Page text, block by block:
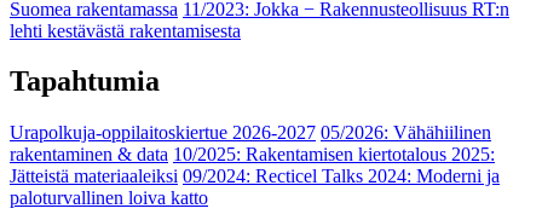
Suomea rakentamassa 11/2023: Jokka − Rakennusteollisuus RT:n
lehti kestävästä rakentamisesta
Tapahtumia
Urapolkuja-oppilaitoskiertue 2026-2027 05/2026: Vähähiilinen
rakentaminen & data 10/2025: Rakentamisen kiertotalous 2025:
Jätteistä materiaaleiksi 09/2024: Recticel Talks 2024: Moderni ja
paloturvallinen loiva katto